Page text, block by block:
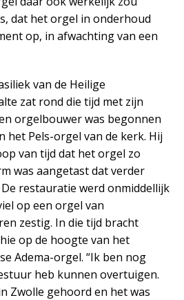
dat het orgel in onderhoud
op, in afwachting van een
van de Heilige
zat rond die tijd met zijn
orgelbouwer was begonnen
het Pels-orgel van de kerk. Hij
van tijd dat het orgel zo
was aangetast dat verder
restauratie werd onmiddellijk
op een orgel van
zestig. In die tijd bracht
op de hoogte van het
Adema-orgel. “Ik ben nog
heb kunnen overtuigen.
Zwolle gehoord en het was